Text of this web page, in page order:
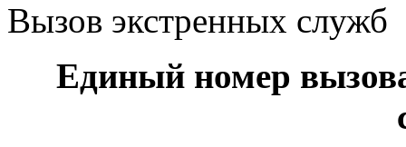
Вызов экстренных служб
Единый номер